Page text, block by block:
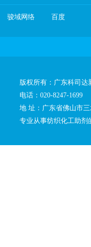
骏域网络 百度
版权所有：广东科司达
电话：020-8247-1699
地址：广东省佛山市三
专业从事纺织化工助剂